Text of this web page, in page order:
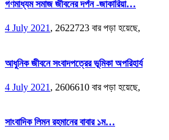
গণমাধ্যম সমাজ জীবনের দর্পন -জাকারিয়া…
4 July 2021 , 2622723 বার পড়া হয়েছে,
আধুনিক জীবনে সংবাদপত্রের ভূমিকা অপরিহার্য
4 July 2021 , 2606610 বার পড়া হয়েছে,
সাংবাদিক লিমন রহমানের বাবার ১ম…